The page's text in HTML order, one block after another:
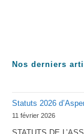
Nos derniers
Statuts 2026
11 février 2026